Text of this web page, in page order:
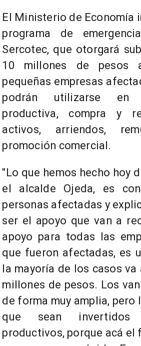
El Ministerio de Economía
programa de
Sercotec, que otorgará
10 millones de
pequeñas empresas
podrán utilizarse en
productiva, compra y
activos, arriendos,
promoción comercial.
"Lo que hemos hecho hoy
el alcalde Ojeda, es
personas afectadas y
ser el apoyo que van a
apoyo para todas las
que fueron afectadas, es
la mayoría de los casos
millones de pesos. Los
de forma muy amplia,
que sean invertidos
productivos, porque acá el